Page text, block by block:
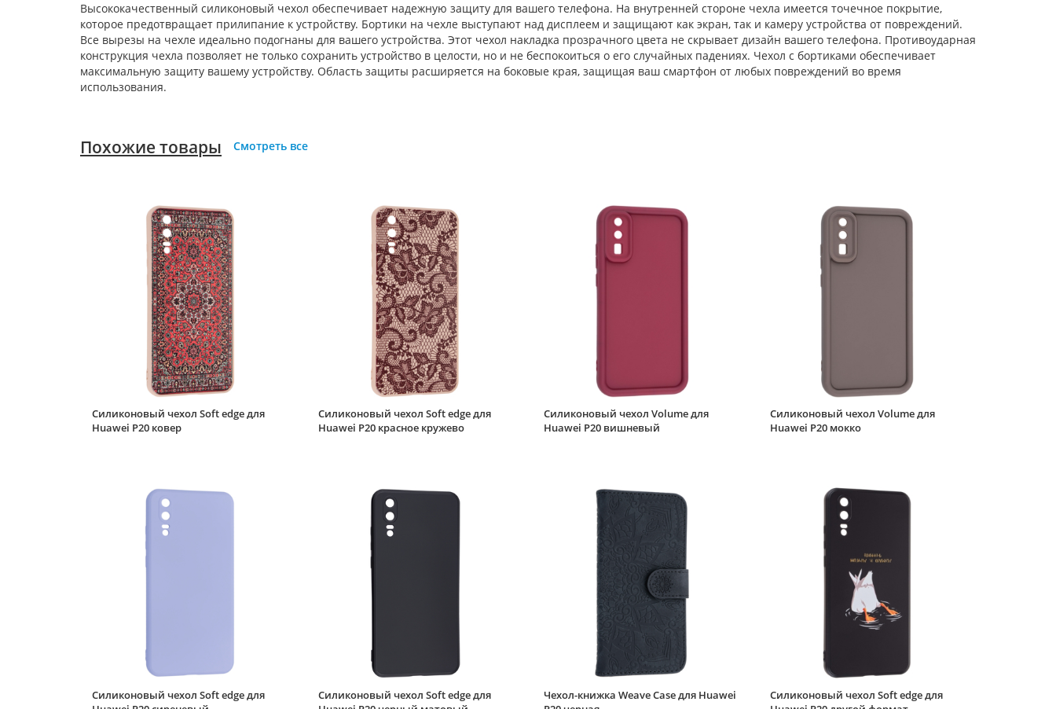
Чехол-книжка Weave
Case для Huawei P20
черная
Силиконовый чехол
Soft edge для Huawei
P20 розовые цветы
кофейный
Высококачественный силиконовый чехол обеспечивает надежную защиту для вашего телефона. На внутренней стороне чехла имеется точечное покрытие,
которое предотвращает прилипание к устройству. Бортики на чехле выступают над дисплеем и защищают как экран, так и камеру устройства от повреждений.
Все вырезы на чехле идеально подогнаны для вашего устройства. Этот чехол накладка прозрачного цвета не скрывает дизайн вашего телефона. Противоударная
конструкция чехла позволяет не только сохранить устройство в целости, но и не беспокоиться о его случайных падениях. Чехол с бортиками обеспечивает
максимальную защиту вашему устройству. Область защиты расширяется на боковые края, защищая ваш смартфон от любых повреждений во время
использования.
Похожие товары Смотреть все
Силиконовый чехол Soft edge для
Huawei P20 ковер
Силиконовый чехол Soft edge для
Huawei P20 красное кружево
Силиконовый чехол Volume для
Huawei P20 вишневый
Силиконовый чехол Volume для
Huawei P20 мокко
Силиконовый чехол Soft edge для
Силиконовый чехол Soft edge для
Чехол-книжка Weave Case для Huawei
Силиконовый чехол Soft edge для